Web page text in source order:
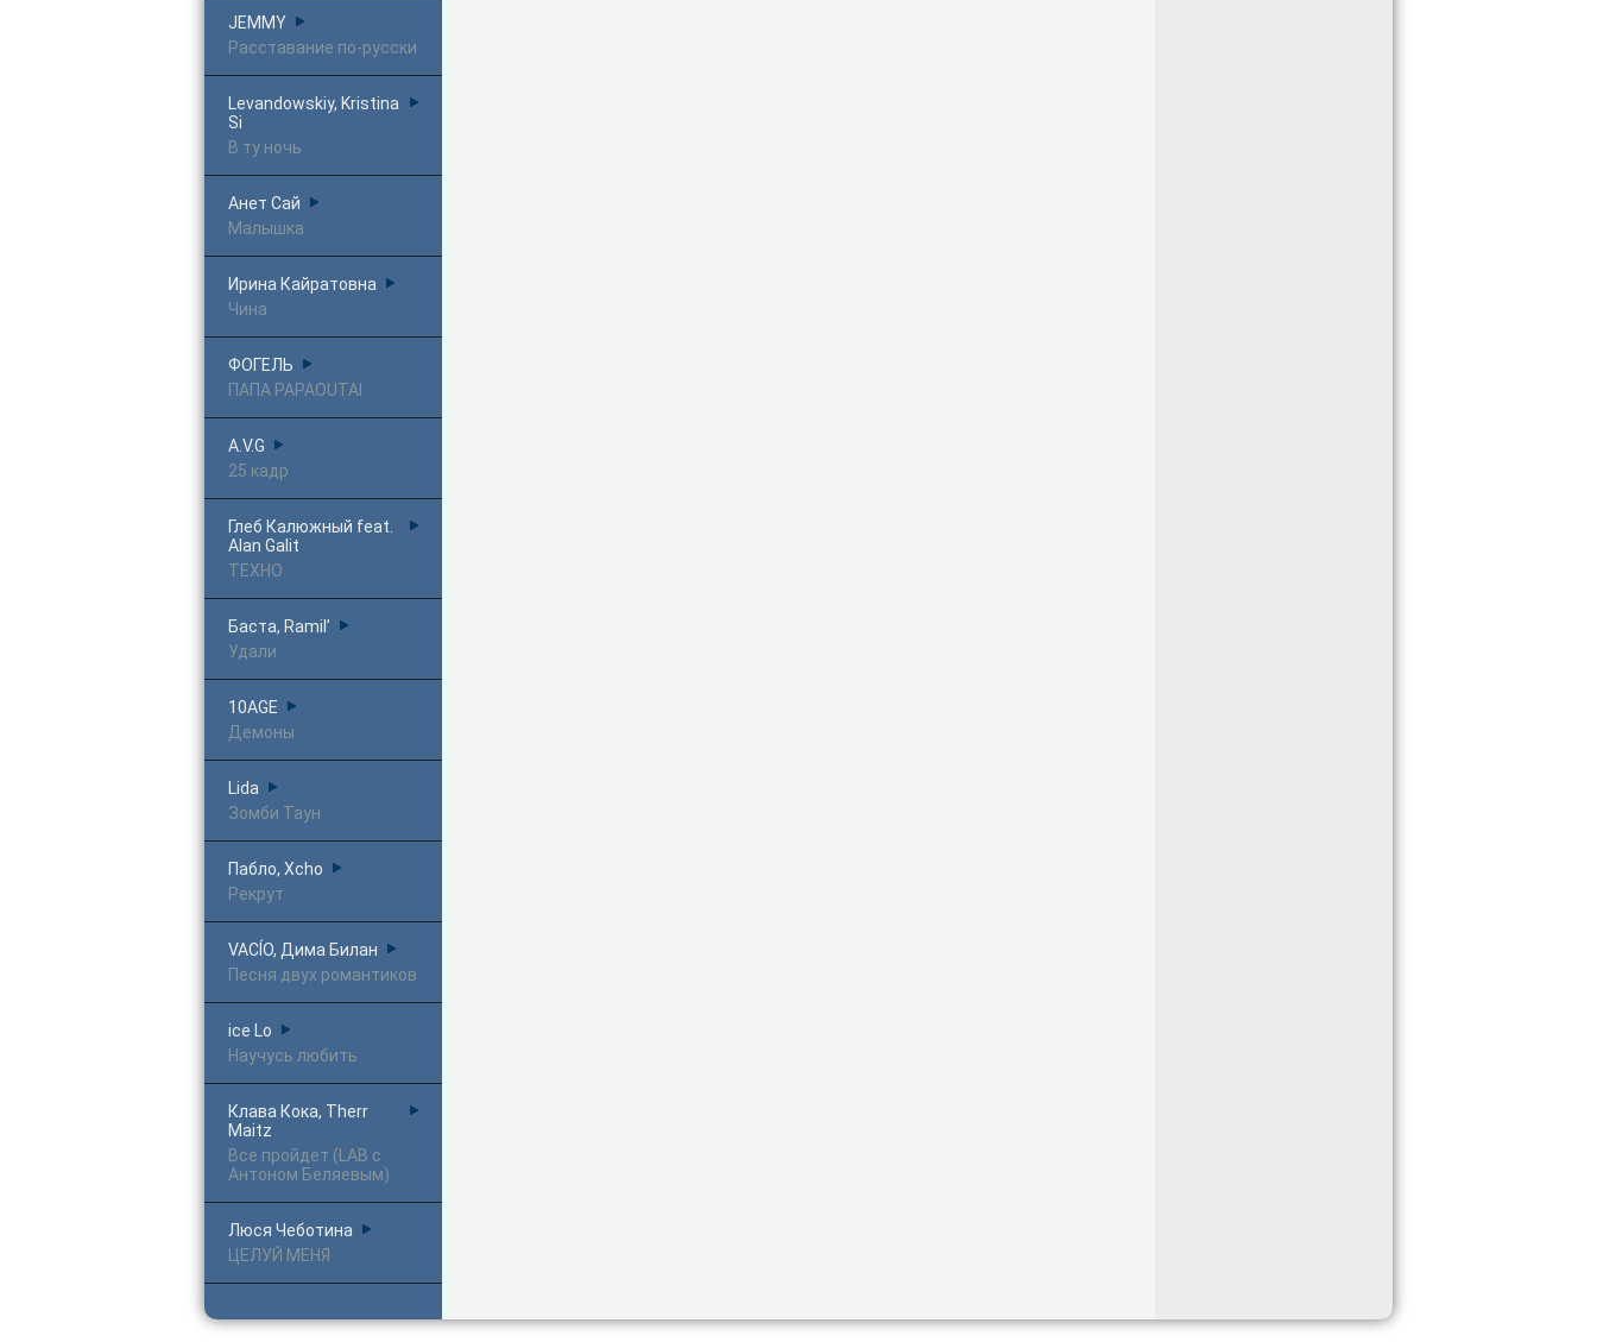
JEMMY
Расставание по-русски
Levandowskiy, Kristina
Si
В ту ночь
Анет Сай
Малышка
Ирина Кайратовна
Чина
ФОГЕЛЬ
ПАПА PAPAOUTAI
A.V.G
25 кадр
Глеб Калюжный feat.
Alan Galit
ТЕХНО
Баста, Ramil’
Удали
10AGE
Демоны
Lida
Зомби Таун
Пабло, Xcho
Рекрут
VACÍO, Дима Билан
Песня двух романтиков
ice Lo
Научусь любить
Клава Кока, Therr
Maitz
Все пройдет (LAB с
Антоном Беляевым)
Люся Чеботина
ЦЕЛУЙ МЕНЯ